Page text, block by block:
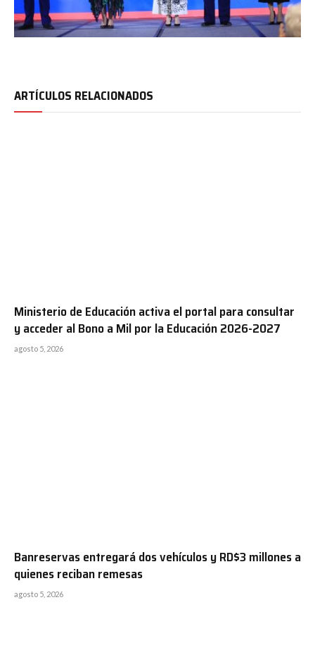
ARTÍCULOS RELACIONADOS
Ministerio de Educación activa el portal para consultar
y acceder al Bono a Mil por la Educación 2026-2027
agosto 5, 2026
Banreservas entregará dos vehículos y RD$3 millones a
quienes reciban remesas
agosto 5, 2026